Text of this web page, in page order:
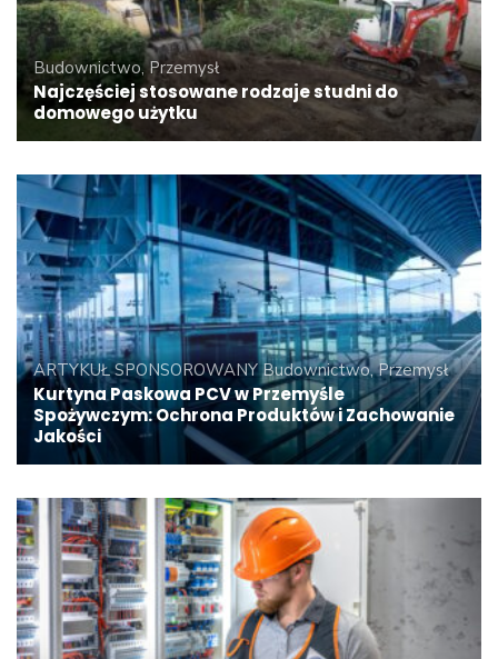
Budownictwo, Przemysł
Najczęściej stosowane rodzaje studni do
domowego użytku
ARTYKUŁ SPONSOROWANY Budownictwo, Przemysł
Kurtyna Paskowa PCV w Przemyśle
Spożywczym: Ochrona Produktów i Zachowanie
Jakości